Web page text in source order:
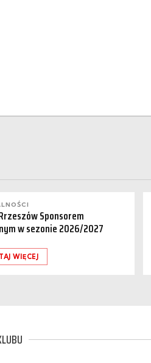
Sponsorem
w sezonie 2026/2027
WIĘCEJ